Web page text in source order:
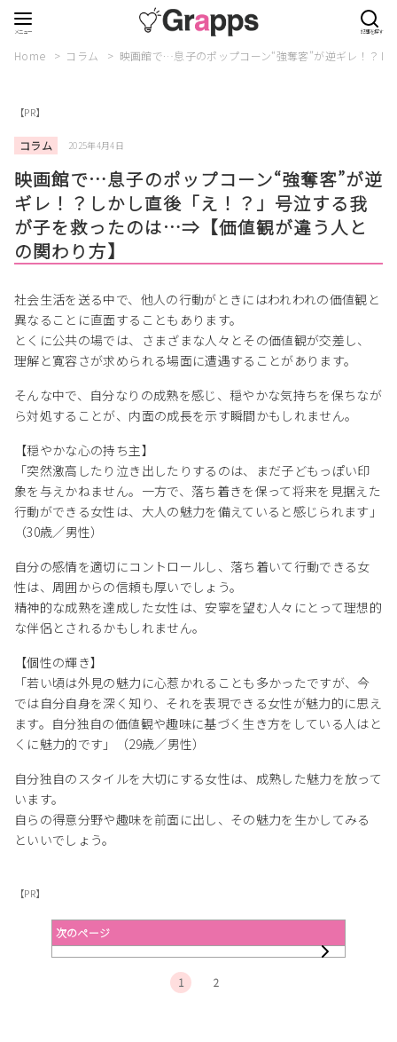
Home コラム 映画館で…息子のポップコーン“強奪客”が逆ギレ！？
【PR】
コラム 2025年4月4日
映画館で…息子のポップコーン“強奪客”が逆
ギレ！？しかし直後「え！？」号泣する我
が子を救ったのは…⇒【価値観が違う人と
の関わり方】
社会生活を送る中で、他人の行動がときにはわれわれの価値観と
異なることに直面することもあります。
とくに公共の場では、さまざまな人々とその価値観が交差し、
理解と寛容さが求められる場面に遭遇することがあります。
そんな中で、自分なりの成熟を感じ、穏やかな気持ちを保ちなが
ら対処することが、内面の成長を示す瞬間かもしれません。
【穏やかな心の持ち主】
「突然激高したり泣き出したりするのは、まだ子どもっぽい印
象を与えかねません。一方で、落ち着きを保って将来を見据えた
行動ができる女性は、大人の魅力を備えていると感じられます」
（30歳／男性）
自分の感情を適切にコントロールし、落ち着いて行動できる女
性は、周囲からの信頼も厚いでしょう。
精神的な成熟を達成した女性は、安寧を望む人々にとって理想的
な伴侶とされるかもしれません。
【個性の輝き】
「若い頃は外見の魅力に心惹かれることも多かったですが、今
では自分自身を深く知り、それを表現できる女性が魅力的に思え
ます。自分独自の価値観や趣味に基づく生き方をしている人はと
くに魅力的です」（29歳／男性）
自分独自のスタイルを大切にする女性は、成熟した魅力を放って
います。
自らの得意分野や趣味を前面に出し、その魅力を生かしてみる
といいでしょう。
【PR】
次のページ
1 2